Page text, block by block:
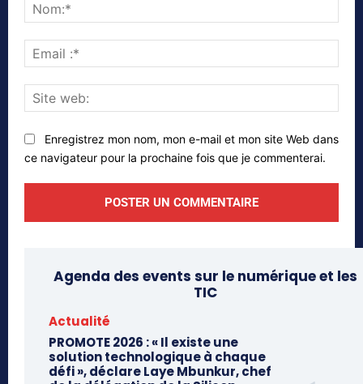
:*
web:
Enregistrez mon nom, mon e-mail et mon site Web dans
ce navigateur pour la prochaine fois que je commenterai.
Agenda des events sur le numérique et les
TIC
Actualité
PROMOTE 2026 : « Il existe une
solution technologique à chaque
défi », déclare Laye Mbunkur, chef